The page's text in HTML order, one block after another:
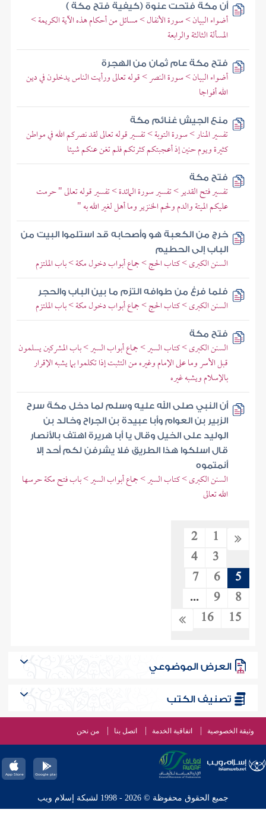
أن مكة فتحت عنوة (كيفية فتح مكة )
أضواء البيان > سورة الأنفال > مسائل من أحكام هذه الآية الكريمة >
المسألة الثالثة والرابعة
فتح مكة عام ثمان من الهجرة
أضواء البيان > سورة النصر > قوله تعالى ورأيت الناس يدخلون في دين
الله أفواجا
منع الجيش غنائم مكة
تفسير المنار > سورة التوبة > تفسير قوله تعالى لقد نصركم الله في مواطن
كثيرة ويوم حنين إذ أعجبتكم كثرتكم فلم تغن عنكم شيئا
فتح مكة
تفسير فتح القدير > تفسير سورة المائدة > تفسير قوله تعالى " حرمت
عليكم الميتة والدم ولحم الخنزير وما أهل لغير الله به "
خرج من الكعبة هو وأصحابه قد استلموا البيت من
الباب إلى الحطيم
السنن الكبرى > كتاب الحج > جماع أبواب دخول مكة > باب الملتزم
فلما فرغ من طوافه التزم ما بين الباب والحجر
السنن الكبرى > كتاب الحج > جماع أبواب دخول مكة > باب الملتزم
فتح مكة
السنن الكبرى > كتاب السير > جماع أبواب السير > باب المشركين يسلمون
قبل الأسر وما على الإمام وغيره من التثبت إذا تكلموا بما يشبه الإقرار
بالإسلام ويشبه غيره
أن النبي صلى الله عليه وسلم لما دخل مكة سرح
الزبير بن العوام وأبا عبيدة بن الجراح وخالد بن
الوليد على الخيل وقال يا أبا هريرة اهتف بالأنصار
قال اسلكوا هذا الطريق فلا يشرفن لكم أحد إلا
أنمتموه
السنن الكبرى > كتاب السير > جماع أبواب السير > باب فتح مكة حرسها
الله تعالى
1
2
3
4
5
6
7
8
9
...
15
16
العرض الموضوعي
تصنيف الكتب
وثيقة الخصوصية اتفاقية الخدمة اتصل بنا من نحن
جميع الحقوق محفوظة © 2026 - 1998 لشبكة إسلام ويب